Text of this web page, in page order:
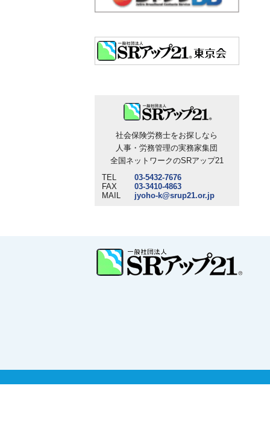
社会保険労務士をお探しなら
人事・労務管理の実務家集団
全国ネットワークのSRアップ21
TEL
03-5432-7676
FAX
03-3410-4863
MAIL
jyoho-k@srup21.or.jp